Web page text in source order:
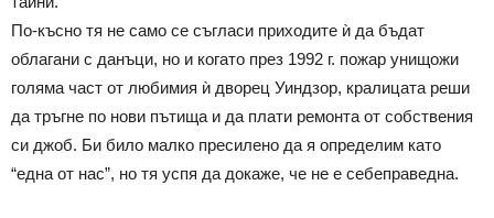
По-късно тя не само се съгласи приходите ѝ да бъдат
облагани с данъци, но и когато през 1992 г. пожар унищожи
голяма част от любимия ѝ дворец Уиндзор, кралицата реши
да тръгне по нови пътища и да плати ремонта от собствения
си джоб. Би било малко пресилено да я определим като
“една от нас”, но тя успя да докаже, че не е себеправедна.